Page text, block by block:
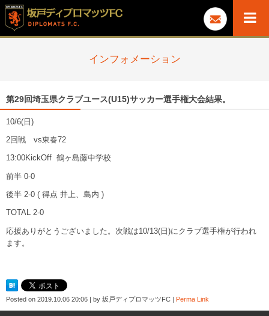
インフォメーション
第29回埼玉県クラブユース(U15)サッカー選手権大会結果。
10/6(日)
2回戦 vs東春72
13:00KickOff 鶴ヶ島藤中学校
前半 0-0
後半 2-0 ( 得点 井上、島内 )
TOTAL 2-0
応援ありがとうございました。次戦は10/13(日)にクラブ選手権が行われ
ます。
Posted on 2019.10.06 20:06 | by 坂戸ディプロマッツFC | Perma Link